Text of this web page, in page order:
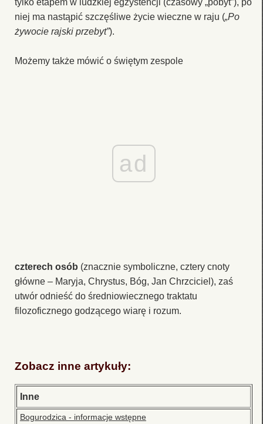
niej ma nastąpić szczęśliwe życie wieczne w raju („Po
żywocie rajski przebyt”).
Możemy także mówić o świętym zespole
ad
czterech osób (znacznie symboliczne, cztery cnoty
główne – Maryja, Chrystus, Bóg, Jan Chrzciciel), zaś
utwór odnieść do średniowiecznego traktatu
filozoficznego godzącego wiarę i rozum.
Zobacz inne artykuły:
Inne
Bogurodzica - informacje wstępne